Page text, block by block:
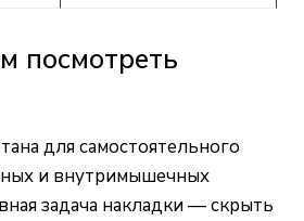
посмотреть
для самостоятельного
и внутримышечных
задача накладки — скрыть